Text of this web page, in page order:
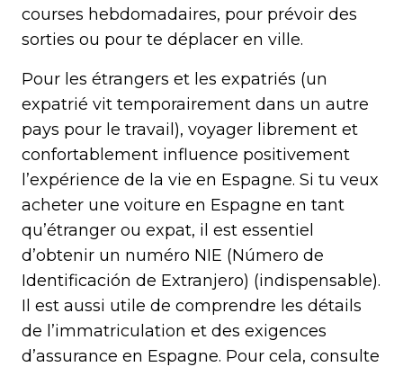
courses hebdomadaires, pour prévoir des
sorties ou pour te déplacer en ville.
Pour les étrangers et les expatriés (un
expatrié vit temporairement dans un autre
pays pour le travail), voyager librement et
confortablement influence positivement
l’expérience de la vie en Espagne. Si tu veux
acheter une voiture en Espagne en tant
qu’étranger ou expat, il est essentiel
d’obtenir un numéro NIE (Número de
Identificación de Extranjero) (indispensable).
Il est aussi utile de comprendre les détails
de l’immatriculation et des exigences
d’assurance en Espagne. Pour cela, consulte